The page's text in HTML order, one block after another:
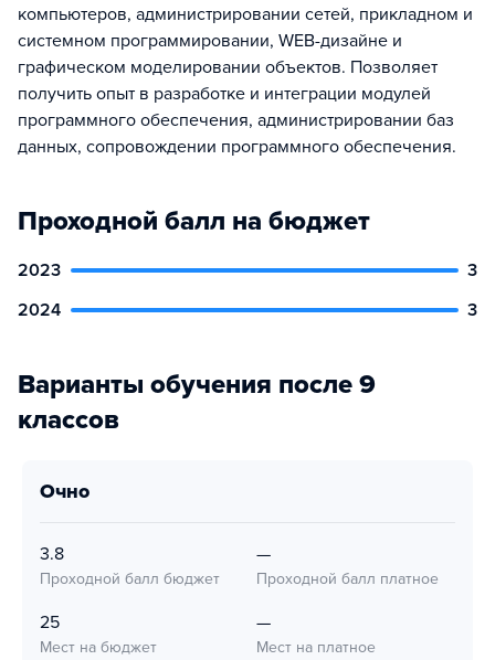
компьютеров, администрировании сетей, прикладном и
системном программировании, WEB-дизайне и
графическом моделировании объектов. Позволяет
получить опыт в разработке и интеграции модулей
программного обеспечения, администрировании баз
данных, сопровождении программного обеспечения.
Проходной балл на бюджет
2023
3
2024
3
Варианты обучения после 9
классов
очно
3.8
Проходной балл бюджет
—
Проходной балл платное
25
Мест на бюджет
—
Мест на платное